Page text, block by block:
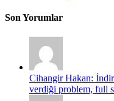
Son Yorumlar
Cihangir Hakan:
verdiği problem, full